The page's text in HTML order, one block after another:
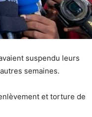
suspendu leurs
semaines.
et torture de